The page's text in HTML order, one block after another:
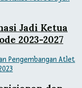
Jadi Ketua
2023-2027